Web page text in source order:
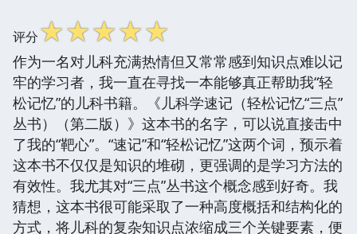
评分☆☆☆☆☆
作为一名对儿科充满热情但又常常感到知识点难以记
牢的学习者，我一直在寻找一本能够真正帮助我“轻
松记忆”的儿科书籍。《儿科学速记（轻松记忆“三点”
丛书）（第二版）》这本书的名字，可以说直接击中
了我的“靶心”。“速记”和“轻松记忆”这两个词，预示着
这本书不仅仅是知识的堆砌，更强调的是学习方法的
有效性。我尤其对“三点”丛书这个概念感到好奇。我
猜想，这本书很可能采取了一种高度概括和结构化的
方式，将儿科的复杂知识点浓缩成三个关键要素，便